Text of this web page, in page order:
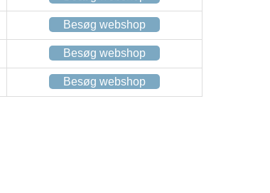
Besøg webshop
Besøg webshop
Besøg webshop